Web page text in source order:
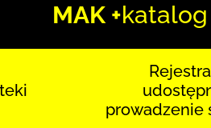
MAK +
prowadzenie